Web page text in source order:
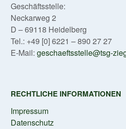
Geschäftsstelle:
Neckarweg 2
D – 69118 Heidelberg
Tel.: +49 [0] 6221 – 890 27 27
E-Mail: geschaeftsstelle@tsg-
RECHTLICHE INFORMATIONEN
Impressum
Datenschutz